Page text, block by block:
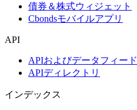
債券＆株式ウィジェット
Cbondsモバイルアプリ
API
APIおよびデータフィード
APIディレクトリ
インデックス